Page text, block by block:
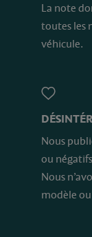
La note
toutes les
véhicule.
Nous
ou
Nous
modèle